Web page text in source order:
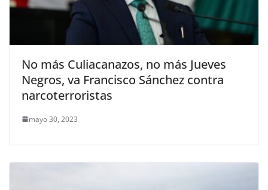
No más Culiacanazos, no más Jueves
Negros, va Francisco Sánchez contra
narcoterroristas
mayo 30, 2023